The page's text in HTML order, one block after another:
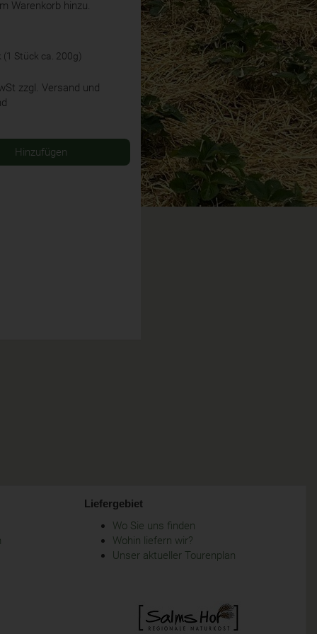
Warenkorb hinzu.
(1 Stück ca. 200g)
zzgl. Versand und
Hinzufügen
Liefergebiet
Wo Sie uns finden
Wohin liefern wir?
Unser aktueller Tourenplan